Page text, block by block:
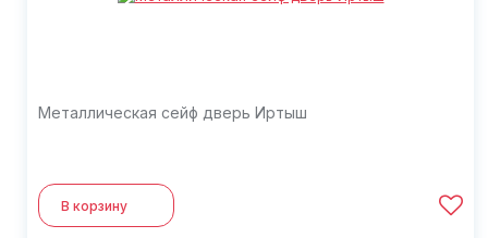
Металлическая сейф дверь Иртыш
В корзину